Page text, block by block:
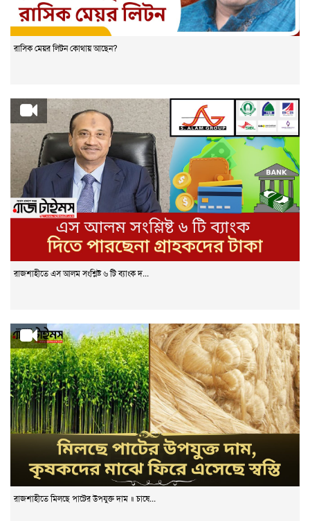
রাসিক মেয়র লিটন কোথায় আছেন?
রাজশাহীতে এস আলম সংশ্লিষ্ট ৬ টি ব্যাংক দ...
রাজশাহীতে মিলছে পাটের উপযুক্ত দাম ॥ চাষে...